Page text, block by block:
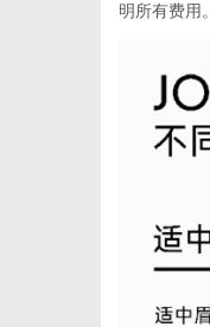
明所有费用。